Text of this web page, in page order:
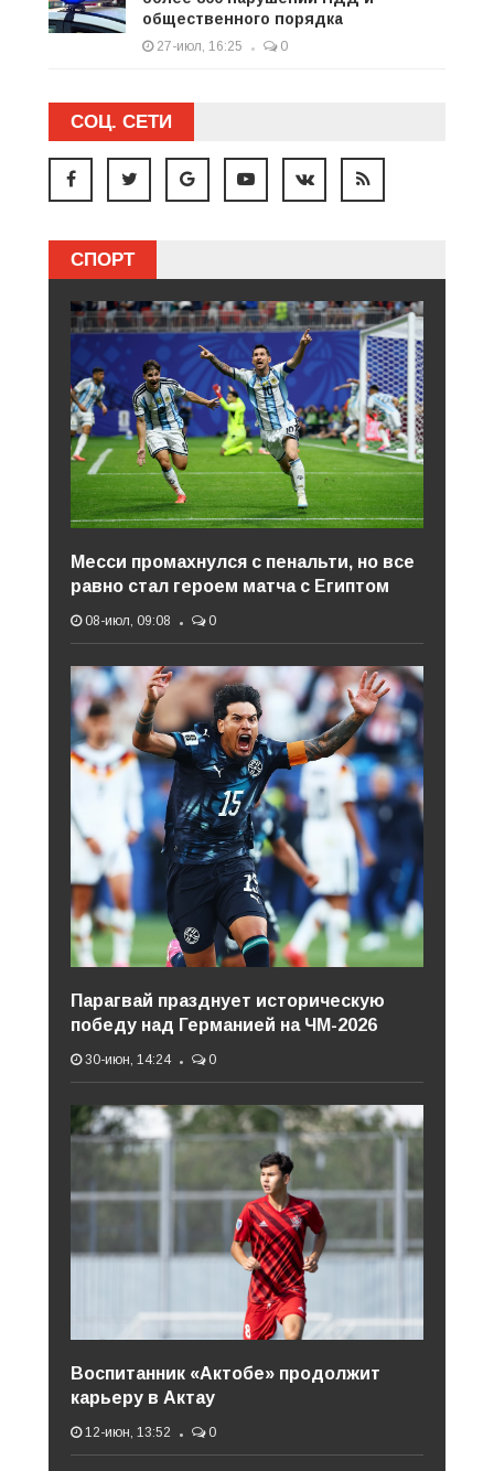
общественного порядка
27-июл, 16:25 0
СОЦ. СЕТИ
СПОРТ
Месси промахнулся с пенальти, но все
равно стал героем матча с Египтом
08-июл, 09:08 0
Парагвай празднует историческую
победу над Германией на ЧМ-2026
30-июн, 14:24 0
Воспитанник «Актобе» продолжит
карьеру в Актау
12-июн, 13:52 0